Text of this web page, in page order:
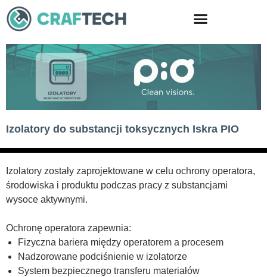
Skip
to
content
Izolatory do substancji toksycznych Iskra PIO
Izolatory zostały zaprojektowane w celu ochrony operatora,
środowiska i produktu podczas pracy z substancjami
wysoce aktywnymi.
Ochronę operatora zapewnia:
Fizyczna bariera między operatorem a procesem
Nadzorowane podciśnienie w izolatorze
System bezpiecznego transferu materiałów